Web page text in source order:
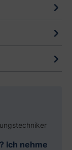
Ich nehme